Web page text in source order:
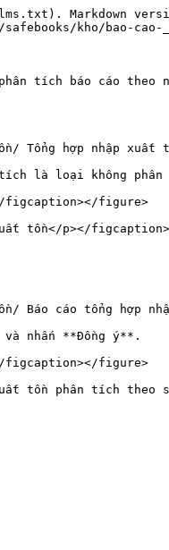
Markdown
kho/bao-cao-
tích báo cáo theo
Tổng hợp nhập
tích là loại không
figcaption></figure>
tồn</p></
Báo cáo tổng hợp
và nhấn **Đồng ý**.
figcaption></figure>
tồn phân tích